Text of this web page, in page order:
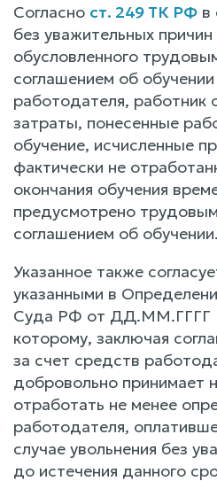
Согласно ст. 249 ТК РФ в
без уважительных
обусловленного
соглашением об
работодателя, работник
затраты, понесенные
обучение, исчисленные
фактически не
окончания обучения
предусмотрено
соглашением об обучении.
Указанное также
указанными в
Суда РФ от ДД.ММ.ГГГГ
которому, заключая
за счет средств
добровольно принимает
отработать не менее
работодателя,
случае увольнения без
до истечения данного